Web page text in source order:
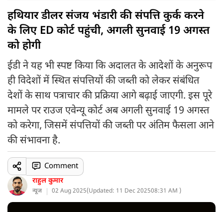
हथियार डीलर संजय भंडारी की संपत्ति कुर्क करने
के लिए ED कोर्ट पहुंची, अगली सुनवाई 19 अगस्त
को होगी
ईडी ने यह भी स्पष्ट किया कि अदालत के आदेशों के अनुरूप
ही विदेशों में स्थित संपत्तियों की जब्ती को लेकर संबंधित
देशों के साथ पत्राचार की प्रक्रिया आगे बढ़ाई जाएगी. इस पूरे
मामले पर राउज एवेन्यू कोर्ट अब अगली सुनवाई 19 अगस्त
को करेगा, जिसमें संपत्तियों की जब्ती पर अंतिम फैसला आने
की संभावना है.
राहुल कुमार
न्यूज 02 Aug 2025(Updated: 11 Dec 202508:31 AM )
Comment